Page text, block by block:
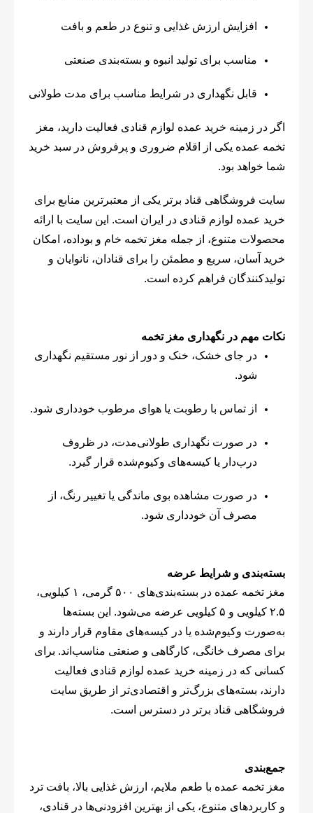
افزایش ارزش غذایی و تنوع در طعم و بافت
مناسب برای تولید انبوه و بسته‌بندی صنعتی
قابل نگهداری در شرایط مناسب برای مدت طولانی
اگر در زمینه خرید عمده لوازم قنادی فعالیت دارید، مغز
تخمه عمده یکی از اقلام ضروری و پرفروش در سبد خرید
شما خواهد بود.
سایت فروشگاهی قناد برتر یکی از معتبرترین منابع برای
خرید عمده لوازم قنادی در ایران است. این سایت با ارائه
محصولات متنوع، از جمله مغز تخمه خام و بوداده، امکان
خرید آسان، سریع و مطمئن را برای قنادان، نانوایان و
تولیدکنندگان فراهم کرده است.
نکات مهم در نگهداری مغز تخمه
در جای خشک، خنک و دور از نور مستقیم نگهداری
شود.
از تماس با رطوبت یا هوای مرطوب خودداری شود.
در صورت نگهداری طولانی‌مدت، در ظروف
درب‌دار یا کیسه‌های وکیوم‌شده قرار گیرد.
در صورت مشاهده بوی ماندگی یا تغییر رنگ، از
مصرف آن خودداری شود.
بسته‌بندی و شرایط عرضه
مغز تخمه عمده در بسته‌بندی‌های ۵۰۰ گرمی، ۱ کیلویی،
۲.۵ کیلویی و ۵ کیلویی عرضه می‌شود. این بسته‌ها
به‌صورت وکیوم‌شده یا در کیسه‌های مقاوم قرار دارند و
برای مصرف خانگی، کارگاهی و صنعتی مناسب‌اند. برای
کسانی که در زمینه خرید عمده لوازم قنادی فعالیت
دارند، بسته‌های بزرگ‌تر و اقتصادی‌تر از طریق سایت
فروشگاهی قناد برتر در دسترس است.
جمع‌بندی
مغز تخمه عمده با طعم ملایم، ارزش غذایی بالا، بافت ترد
و کاربردهای متنوع، یکی از بهترین افزودنی‌ها در قنادی،